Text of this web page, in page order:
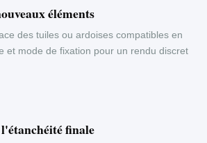
éléments
des tuiles ou ardoises compatibles en
et mode de fixation pour un rendu discret
finale